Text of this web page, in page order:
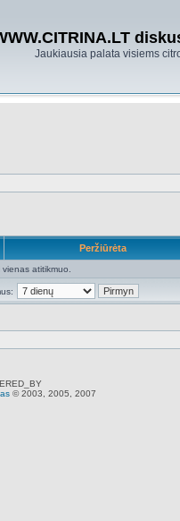
Jaukiausia palata visiems
Peržiūrėta
atitikmuo.
© 2003, 2005, 2007